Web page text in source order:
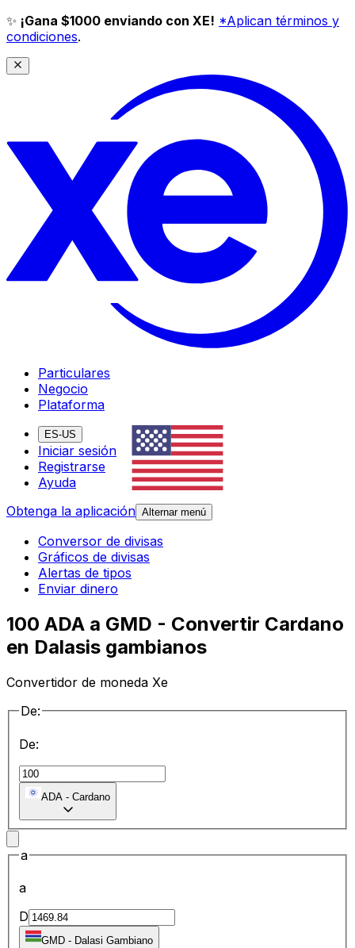
✨ ¡Gana $1000 enviando con XE! *Aplican términos y
condiciones.
Particulares
Negocio
Plataforma
ES-US
Iniciar sesión
Registrarse
Ayuda
Obtenga la aplicación Alternar menú
Conversor de divisas
Gráficos de divisas
Alertas de tipos
Enviar dinero
100 ADA a GMD - Convertir Cardano
en Dalasis gambianos
Convertidor de moneda Xe
De:
De:
ADA - Cardano
a
a
D
GMD - Dalasi Gambiano